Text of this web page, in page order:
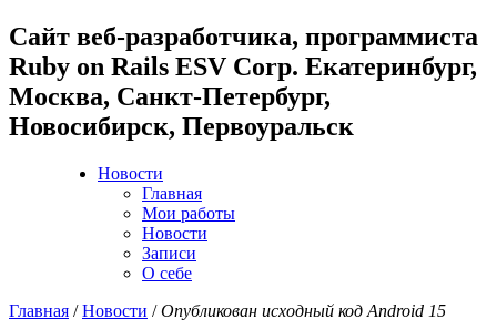
Cайт веб-разработчика, программиста
Ruby on Rails ESV Corp. Екатеринбург,
Москва, Санкт-Петербург,
Новосибирск, Первоуральск
Новости
Главная
Мои работы
Новости
Записи
О себе
Главная /Новости /Опубликован исходный код Android 15